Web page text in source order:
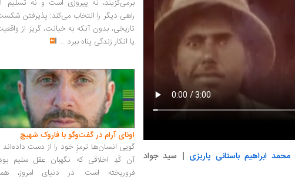
محمد ابراهیم باستانی پاریزی | سید جواد
برمی‌گزیند، نه پیروزی است و نه تسلیم.
راهی دیگر را انتخاب می‌کند: پذیرفتن
تاریخی، بدون آنکه به خیانت، گریز از
یا انکار زندگی پناه ببرد ...
اونای آرام در گفت‌وگو با فاروک شهیچ‭
گویی انسان‌ها ترمزِ خود را از دست داده‌اند
آن کُدِ اخلاقی که نگهبان عقل سلیم
فروریخته است. در دنیای امروز،